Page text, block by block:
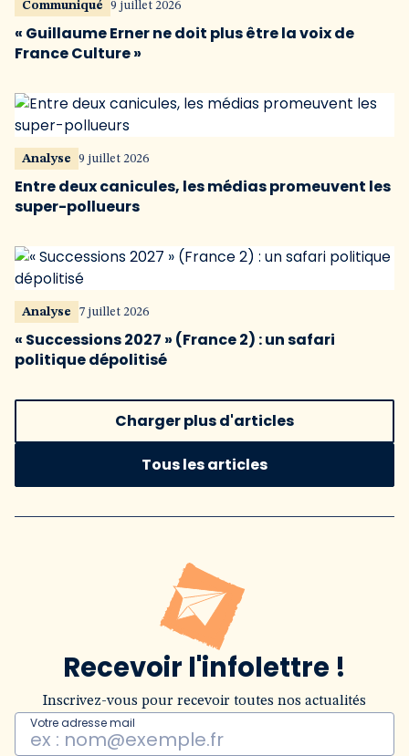
Communiqué 9 juillet 2026
« Guillaume Erner ne doit plus être la voix de
France Culture »
Analyse 9 juillet 2026
Entre deux canicules, les médias promeuvent les
super-pollueurs
Analyse 7 juillet 2026
« Successions 2027 » (France 2) : un safari
politique dépolitisé
Charger plus d'articles
Tous les articles
Recevoir l'infolettre !
Inscrivez-vous pour recevoir toutes nos actualités
Votre adresse mail